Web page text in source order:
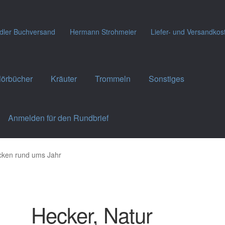
Buchversand Hermann Strohmeier Liefer- und
Kräuter Trommeln Sonstiges
Anmelden für den Rundbrief
rund ums Jahr
Hecker, Natur